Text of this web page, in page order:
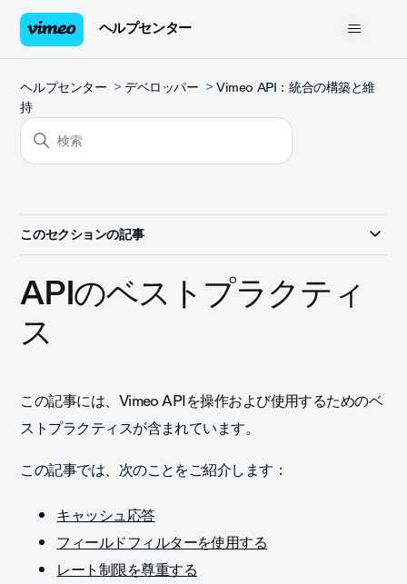
ヘルプセンター
ヘルプセンター デベロッパー
Vimeo API：統合の構築と維
持
このセクションの記事
APIのベストプラクティ
ス
この記事には、Vimeo APIを操作および使用するためのベ
ストプラクティスが含まれています。
この記事では、次のことをご紹介します：
キャッシュ応答
フィールドフィルターを使用する
レート制限を尊重する